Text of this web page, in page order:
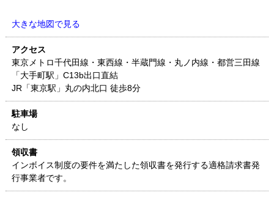
大きな地図で見る
アクセス
東京メトロ千代田線・東西線・半蔵門線・丸ノ内線・都営三田線
「大手町駅」C13b出口直結
JR「東京駅」丸の内北口 徒歩8分
駐車場
なし
領収書
インボイス制度の要件を満たした領収書を発行する適格請求書発
行事業者です。